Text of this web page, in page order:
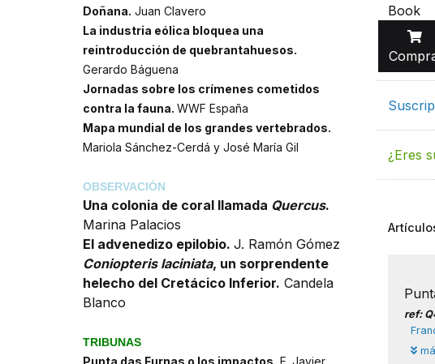
Doñana. Juan Clavero
La industria eólica bloquea una
reintroducción de quebrantahuesos.
Gerardo Báguena
Jornadas sobre los crímenes cometidos
contra la fauna. WWF España
Mapa mundial de los grandes vertebrados.
Mariola Sánchez-Cerdá y José María Gil
OBSERVACIÓN
Una colonia de coral llamada Quercus.
Marina Palacios
El advenedizo epilobio. J. Ramón Gómez
Coniopteris laciniata, un sorprendente
helecho del Cretácico Inferior. Candela
Blanco
TRIBUNAS
Punta das Furnas o los impactos. F. Javier
Book
¿Eres
ref: